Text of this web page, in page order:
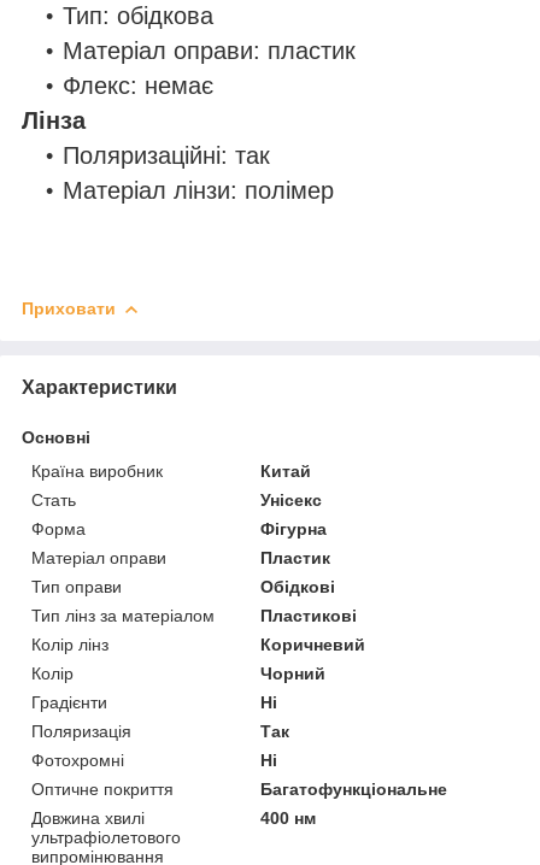
Тип: обідкова
Матеріал оправи: пластик
Флекс: немає
Лінза
Поляризаційні: так
Матеріал лінзи: полімер
Приховати
Характеристики
Основні
Країна виробник
Китай
Стать
Унісекс
Форма
Фігурна
Матеріал оправи
Пластик
Тип оправи
Обідкові
Тип лінз за матеріалом
Пластикові
Колір лінз
Коричневий
Колір
Чорний
Градієнти
Ні
Поляризація
Так
Фотохромні
Ні
Оптичне покриття
Багатофункціональне
Довжина хвилі
ультрафіолетового
випромінювання
400 нм